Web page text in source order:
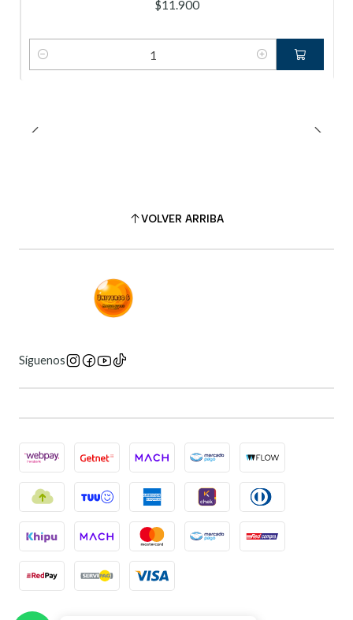
$11.900
Cantidad
VOLVER ARRIBA
Síguenos